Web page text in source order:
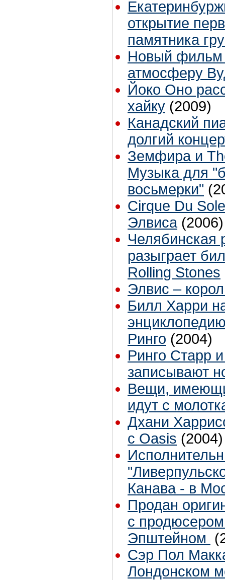
открытие
памятника
Новый фильм
атмосферу
Йоко Оно
хайку (2009)
Канадский
долгий
Зeмфира и
Музыка для
восьмерки"
Cirque Du
Элвиса (2006)
Челябинская
разыграет
Rolling Stones
Элвис –
Билл Харри
Ринго (2004)
Ринго Старр
записывают
Вещи,
идут с
Дхани
с Oasis (2004)
Канава - в
Продан
с
Эпштейном
Сэр Пол
Лондонском